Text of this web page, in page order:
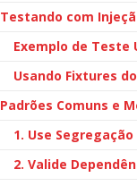
Testando com
Exemplo de Teste
Usando Fixtures
Padrões Comuns e
1. Use
2. Valide